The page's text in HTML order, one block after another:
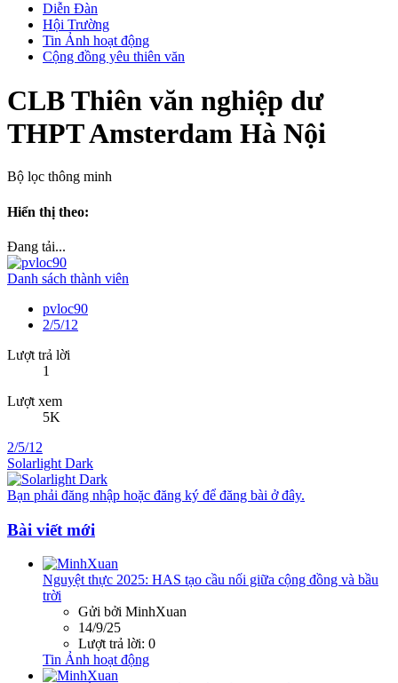
Diễn Đàn
Hội Trường
Tin Ảnh hoạt động
Cộng đồng yêu thiên văn
CLB Thiên văn nghiệp dư
THPT Amsterdam Hà Nội
Bộ lọc thông minh
Hiển thị theo:
Đang tải...
Danh sách thành viên
pvloc90
2/5/12
Lượt trả lời
1
Lượt xem
5K
2/5/12
Solarlight Dark
Bạn phải đăng nhập hoặc đăng ký để đăng bài ở đây.
Bài viết mới
Nguyệt thực 2025: HAS tạo cầu nối giữa cộng đồng và bầu
trời
Gửi bởi MinhXuan
14/9/25
Lượt trả lời: 0
Tin Ảnh hoạt động